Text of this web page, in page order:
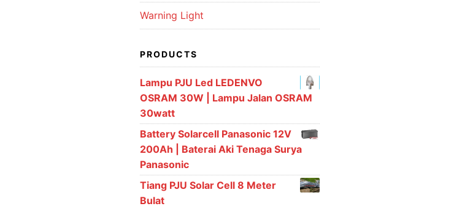
Warning Light
PRODUCTS
Lampu PJU Led LEDENVO
OSRAM 30W | Lampu Jalan OSRAM
30watt
Battery Solarcell Panasonic 12V
200Ah | Baterai Aki Tenaga Surya
Panasonic
Tiang PJU Solar Cell 8 Meter
Bulat